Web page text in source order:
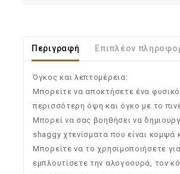
Περιγραφή Επιπλέον
Όγκος και λεπτομέρεια:
Μπορείτε να αποκτήσετε ένα φυσικό
περισσότερη όψη και όγκο με το
Μπορεί να σας βοηθήσει να
shaggy χτενίσματα που είναι κομψά
Μπορείτε να το χρησιμοποιήσετε
εμπλουτίσετε την αλογοουρά, τον